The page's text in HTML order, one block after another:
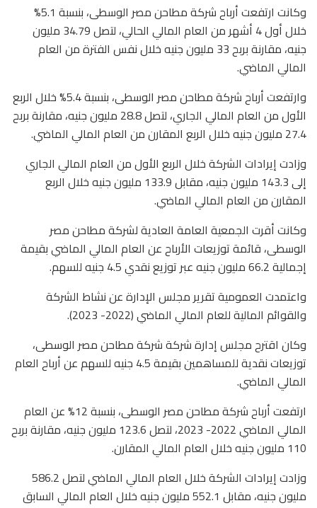
وكانت ارتفعت أرباح شركة مطاحن مصر الوسطى، بنسبة 5.1%
خلال أول 4 أشهر من العام المالي الحالي، لتصل 34.79 مليون
جنيه، مقارنة بربح 33 مليون جنيه خلال نفس الفترة من العام
المالي الماضي.
وارتفعت أرباح شركة مطاحن مصر الوسطى، بنسبة 5.4% خلال الربع
الأول من العام المالي الجاري، لتصل 28.8 مليون جنيه، مقارنة بربح
27.4 مليون جنيه خلال الربع المقارن من العام المالي الماضي.
وزادت إيرادات الشركة خلال الربع الأول من العام المالي الجاري
إلى 143.3 مليون جنيه، مقابل 133.9 مليون جنيه خلال الربع
المقارن من العام المالي الماضي.
وكانت أقرت الجمعية العامة العادية لشركة مطاحن مصر
الوسطى، قائمة توزيعات الأرباح عن العام المالي الماضي بقيمة
إجمالية 66.2 مليون جنيه عبر توزيع نقدي 4.5 جنيه للسهم.
واعتمدت العمومية تقرير مجلس الإدارة عن نشاط الشركة
والقوائم المالية للعام المالي الماضي (2022- 2023).
وكان اقترح مجلس إدارة شركة شركة مطاحن مصر الوسطى،
توزيعات نقدية للمساهمين بقيمة 4.5 جنيه للسهم عن أرباح العام
المالي الماضي.
ارتفعت أرباح شركة مطاحن مصر الوسطى، بنسبة 12% عن العام
المالي الماضي 2022- 2023، لتصل 123.6 مليون جنيه، مقارنة بربح
110 مليون جنيه خلال العام المالي المقارن.
وزادت إيرادات الشركة خلال العام المالي الماضي لتصل 586.2
مليون جنيه، مقابل 552.1 مليون جنيه خلال العام المالي السابق